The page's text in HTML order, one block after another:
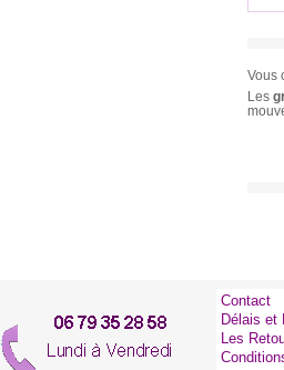
Vous
Les
Contact
Délais et
Les